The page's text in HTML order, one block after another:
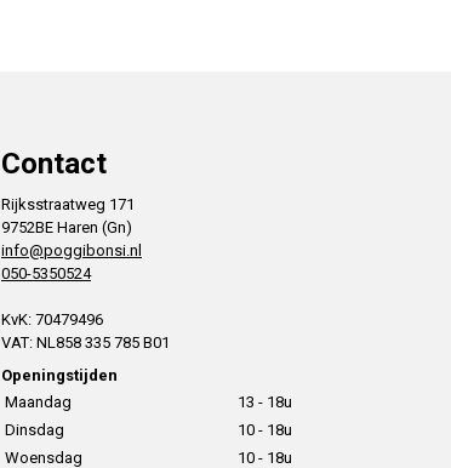
Contact
Rijksstraatweg 171
9752BE Haren (Gn)
info@poggibonsi.nl
050-5350524
KvK: 70479496
VAT: NL858 335 785 B01
Openingstijden
Maandag
13 - 18u
Dinsdag
10 - 18u
Woensdag
10 - 18u